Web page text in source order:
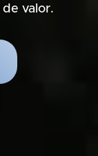
valor.